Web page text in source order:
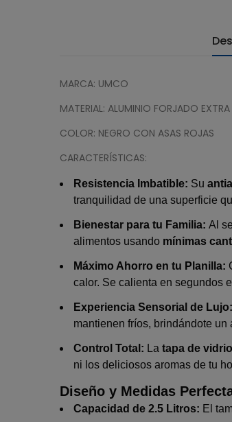
MARCA: UMCO
MATERIAL: ALUMINIO FORJADO
COLOR: NEGRO CON ASAS ROJAS
CARACTERÍSTICAS:
Resistencia Imbatible: Su
tranquilidad de una superficie
Bienestar para tu Familia: Al
alimentos usando mínimas
Máximo Ahorro en tu Planilla:
calor. Se calienta en segundos
Experiencia Sensorial de Lujo:
mantienen fríos, brindándote
Control Total: La tapa de
ni los deliciosos aromas de tu
Diseño y Medidas
Capacidad de 2.5 Litros: El